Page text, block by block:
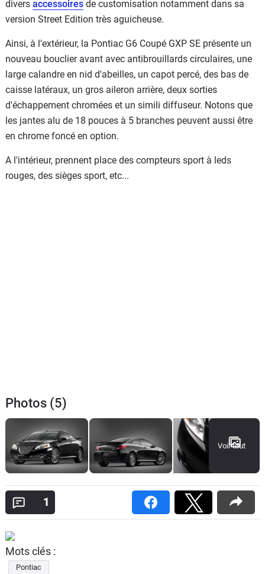
divers accessoires de customisation notamment dans sa
version Street Edition très aguicheuse.
Ainsi, à l'extérieur, la Pontiac G6 Coupé GXP SE présente un
nouveau bouclier avant avec antibrouillards circulaires, une
large calandre en nid d'abeilles, un capot percé, des bas de
caisse latéraux, un gros aileron arrière, deux sorties
d'échappement chromées et un simili diffuseur. Notons que
les jantes alu de 18 pouces à 5 branches peuvent aussi être
en chrome foncé en option.
A l'intérieur, prennent place des compteurs sport à leds
rouges, des sièges sport, etc...
Photos (5)
Voir tout
1
Mots clés :
Pontiac